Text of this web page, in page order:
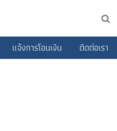
แจ้งการโอนเงิน ติดต่อเรา